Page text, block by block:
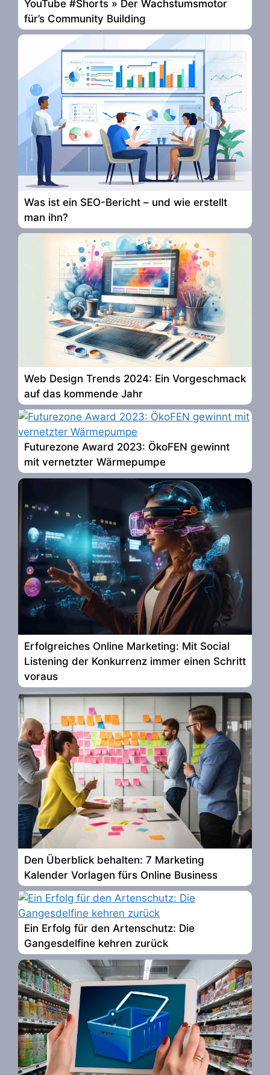
YouTube #Shorts » Der Wachstumsmotor
für’s Community Building
Was ist ein SEO-Bericht – und wie erstellt
man ihn?
Web Design Trends 2024: Ein Vorgeschmack
auf das kommende Jahr
Futurezone Award 2023: ÖkoFEN gewinnt
mit vernetzter Wärmepumpe
Erfolgreiches Online Marketing: Mit Social
Listening der Konkurrenz immer einen Schritt
voraus
Den Überblick behalten: 7 Marketing
Kalender Vorlagen fürs Online Business
Ein Erfolg für den Artenschutz: Die
Gangesdelfine kehren zurück